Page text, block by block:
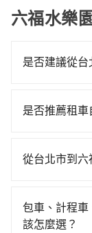
六福水樂
是否建議從
時、轉車麻煩
通過閘口、並
待車站前排班
800元後，抵
是否推薦租
時不需要閉目
$115~205承
市（中正區）
從台北市到六
灣大車隊、
到車，也可考
包車、計程
該怎麼選？